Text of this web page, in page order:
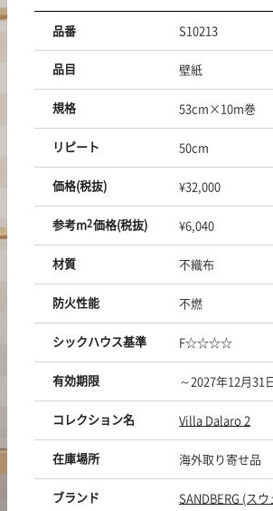
品番 S10213
品目 壁紙
規格 53cm×10m巻
リピート 50cm
価格(税抜) ¥32,000
参考m2価格(税抜) ¥6,040
材質 不織布
防火性能 不燃
シックハウス基準 F☆☆☆☆
有効期限 ～2027年12月31
コレクション名 Villa Dalaro 2
在庫場所 海外取り寄せ品
ブランド SANDBERG (ス